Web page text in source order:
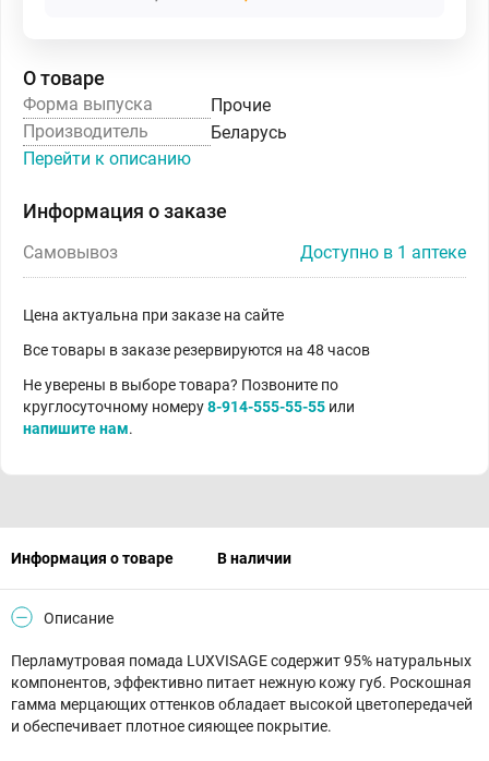
О товаре
Форма выпуска
Прочие
Производитель
Беларусь
Перейти к описанию
Информация о заказе
Самовывоз Доступно в 1 аптеке
Цена актуальна при заказе на сайте
Все товары в заказе резервируются на 48 часов
Не уверены в выборе товара? Позвоните по
круглосуточному номеру8-914-555-55-55 или
напишите нам.
Информация о товаре В наличии
Описание
Перламутровая помада LUXVISAGE содержит 95% натуральных
компонентов, эффективно питает нежную кожу губ. Роскошная
гамма мерцающих оттенков обладает высокой цветопередачей
и обеспечивает плотное сияющее покрытие.